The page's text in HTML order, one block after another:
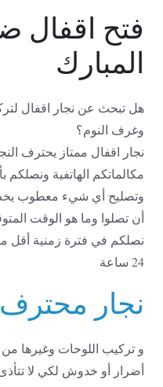
فتح اقفال
المبارك
هل تبحث عن نجار اقفال
وغرف النوم؟
نجار اقفال ممتاز يحترف
مكالماتكم الهاتفية
وتصليح أي شيء معطوب يخص
أن تصلوا وما هو الوقت
24 ساعة
نجار محترف
و تركيب اللوحات وغيرها من
أضرار أو خدوش لكي لا تتأذى